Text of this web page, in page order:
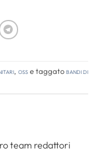
, OSSe taggatobandi di
team redattori